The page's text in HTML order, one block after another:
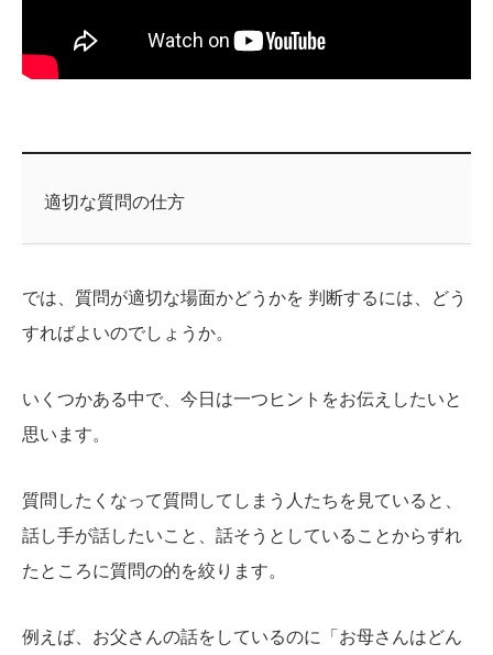
適切な質問の仕方
では、質問が適切な場面かどうかを 判断するには、どう
すればよいのでしょうか。
いくつかある中で、今日は一つヒントをお伝えしたいと
思います。
質問したくなって質問してしまう人たちを見ていると、
話し手が話したいこと、話そうとしていることからずれ
たところに質問の的を絞ります。
例えば、お父さんの話をしているのに「お母さんはどん